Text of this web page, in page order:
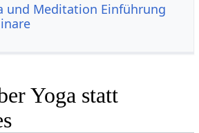
und Meditation Einführung
Yoga statt